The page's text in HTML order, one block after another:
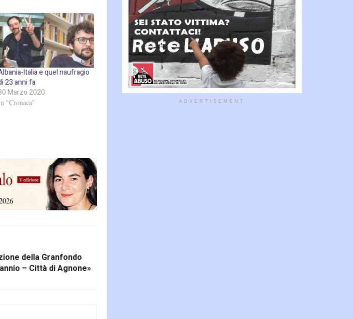
Italia e quel naufragio
23 anni fa
Marzo 2020
"Cronaca"
della Granfondo
– Città di Agnone»
ADVERTISEMENT